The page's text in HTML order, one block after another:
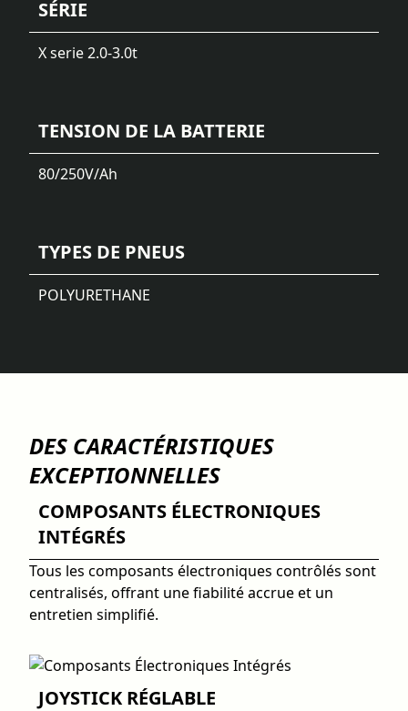
SÉRIE
X serie 2.0-3.0t
TENSION DE LA BATTERIE
80/250V/Ah
TYPES DE PNEUS
POLYURETHANE
DES CARACTÉRISTIQUES
EXCEPTIONNELLES
COMPOSANTS ÉLECTRONIQUES
INTÉGRÉS
Tous les composants électroniques contrôlés sont
centralisés, offrant une fiabilité accrue et un
entretien simplifié.
JOYSTICK RÉGLABLE